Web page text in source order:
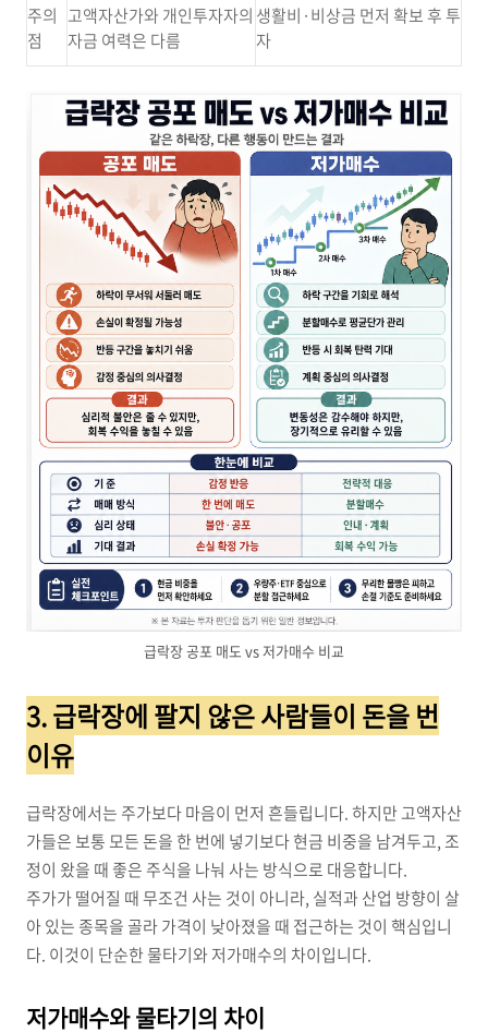
주의
점
고액자산가와 개인투자자의
자금 여력은 다름
생활비·비상금 먼저 확보 후 투
자
급락장 공포 매도 vs 저가매수 비교
3. 급락장에 팔지 않은 사람들이 돈을 번
이유
급락장에서는 주가보다 마음이 먼저 흔들립니다. 하지만 고액자산
가들은 보통 모든 돈을 한 번에 넣기보다 현금 비중을 남겨두고, 조
정이 왔을 때 좋은 주식을 나눠 사는 방식으로 대응합니다.
주가가 떨어질 때 무조건 사는 것이 아니라, 실적과 산업 방향이 살
아 있는 종목을 골라 가격이 낮아졌을 때 접근하는 것이 핵심입니
다. 이것이 단순한 물타기와 저가매수의 차이입니다.
저가매수와 물타기의 차이